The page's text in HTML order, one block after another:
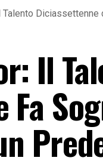
Talento
Il
Fa